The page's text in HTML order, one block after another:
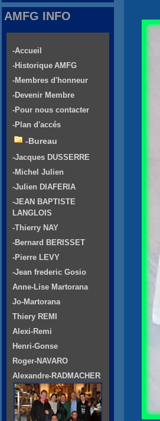
AMFG INFO
-Accueil
-Historique AMFG
-Membres d'honneur
-Devenir Membre
-Pour nous contacter
-Plan d'accés
-Bureau
-Jacques DUSSERRE
-Michel Julien
-Julien DIAFERIA
-JEAN BAPTISTE
LANGLOIS
-Thierry NAY
-Bernard BERISSET
-Pierre LEVY
-Jean frederic Gosio
Anne-Lise Martorana
Jo-Martorana
Thiery REMI
Alexi-Remi
Henri-Gonse
Roger-NAVARO
Alexandre-RADMACHER